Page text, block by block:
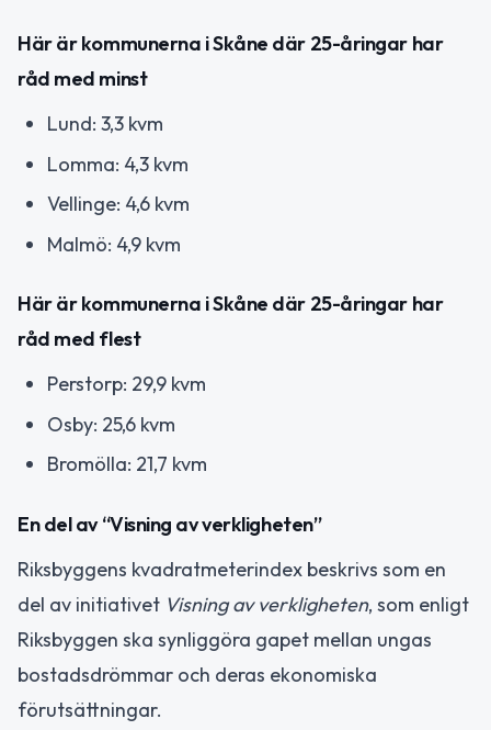
Här är kommunerna i Skåne där 25-åringar har
råd med minst
Lund: 3,3 kvm
Lomma: 4,3 kvm
Vellinge: 4,6 kvm
Malmö: 4,9 kvm
Här är kommunerna i Skåne där 25-åringar har
råd med flest
Perstorp: 29,9 kvm
Osby: 25,6 kvm
Bromölla: 21,7 kvm
En del av “Visning av verkligheten”
Riksbyggens kvadratmeterindex beskrivs som en
del av initiativet Visning av verkligheten, som enligt
Riksbyggen ska synliggöra gapet mellan ungas
bostadsdrömmar och deras ekonomiska
förutsättningar.